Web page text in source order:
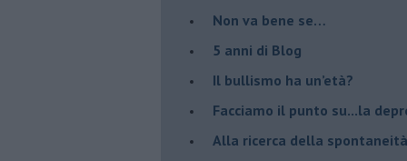
Non va bene se…
​5 anni di Blog
​Il bullismo ha un’età?
Facciamo il punto su...la
​Alla ricerca della spontaneità